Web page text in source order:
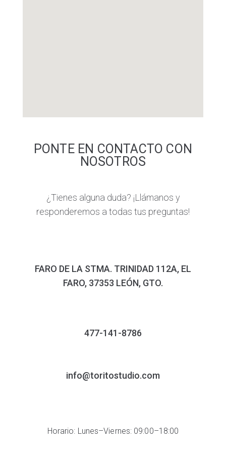
PONTE EN CONTACTO CON
NOSOTROS
¿Tienes alguna duda? ¡Llámanos y
responderemos a todas tus preguntas!
FARO DE LA STMA. TRINIDAD 112A, EL
FARO, 37353 LEÓN, GTO.
477-141-8786
info@toritostudio.com
Horario: Lunes–Viernes: 09:00–18:00